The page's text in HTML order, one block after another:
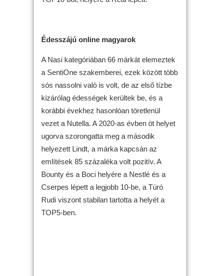
Édesszájú online magyarok
A Nasi kategóriában 66 márkát elemeztek
a SentiOne szakemberei, ezek között több
sós nassolni való is volt, de az első tízbe
kizárólag édességek kerültek be, és a
korábbi évekhez hasonlóan töretlenül
vezet a Nutella. A 2020-as évben öt helyet
ugorva szorongatta meg a második
helyezett Lindt, a márka kapcsán az
említések 85 százaléka volt pozitív. A
Bounty és a Boci helyére a Nestlé és a
Cserpes lépett a legjobb 10-be, a Túró
Rudi viszont stabilan tartotta a helyét a
TOP5-ben.